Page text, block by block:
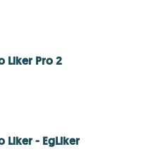
Liker Pro 2
Liker - EgLiker